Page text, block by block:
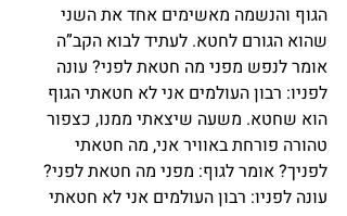
הגוף והנשמה מאשימים אחד את השני
שהוא הגורם לחטא. לעתיד לבוא הקב”ה
אומר לנפש מפני מה חטאת לפני? עונה
לפניו: רבון העולמים אני לא חטאתי הגוף
הוא שחטא. משעה שיצאתי ממנו, כצפור
טהורה פורחת באוויר אני, מה חטאתי
לפניך? אומר לגוף: מפני מה חטאת לפני?
עונה לפניו: רבון העולמים אני לא חטאתי